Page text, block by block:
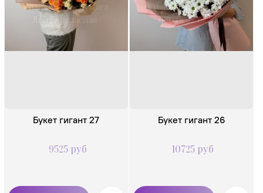
Упаковочная бумага
Лента атласная
Букет гигант 27
9525 руб
Упаковочная бумага
Лента атласная
Букет гигант 26
10725 руб